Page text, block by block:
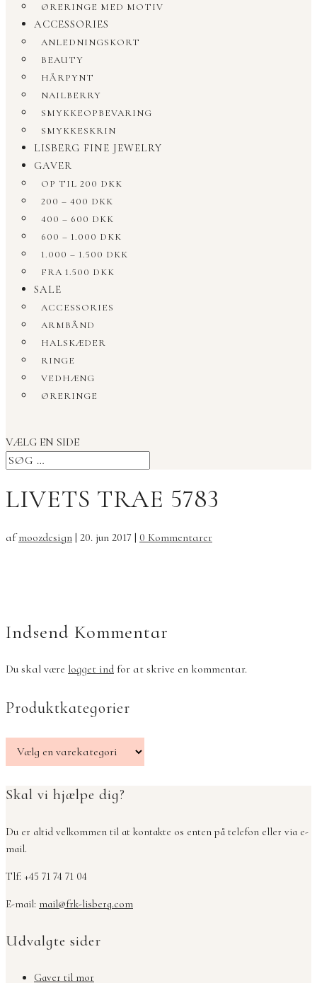
ØRERINGE MED MOTIV
ACCESSORIES
ANLEDNINGSKORT
BEAUTY
HÅRPYNT
NAILBERRY
SMYKKEOPBEVARING
SMYKKESKRIN
LISBERG FINE JEWELRY
GAVER
OP TIL 200 DKK
200 – 400 DKK
400 – 600 DKK
600 – 1.000 DKK
1.000 – 1.500 DKK
FRA 1.500 DKK
SALE
ACCESSORIES
ARMBÅND
HALSKÆDER
RINGE
VEDHÆNG
ØRERINGE
VÆLG EN SIDE
LIVETS TRAE 5783
afmoozdesign | 20. jun 2017 | 0 Kommentarer
Indsend Kommentar
Du skal være logget ind for at skrive en kommentar.
Produktkategorier
Skal vi hjælpe dig?
Du er altid velkommen til at kontakte os enten på telefon eller via e-
mail.
Tlf: +45 71 74 71 04
E-mail: mail@frk-lisberg.com
Udvalgte sider
Gaver til mor